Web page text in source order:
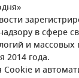
в сфере
и
2014 года.
и